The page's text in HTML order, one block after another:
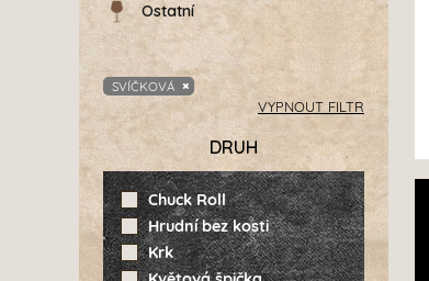
Ostatní
SVÍČKOVÁ
VYPNOUT FILTR
DRUH
Chuck Roll
Hrudní bez kosti
Krk